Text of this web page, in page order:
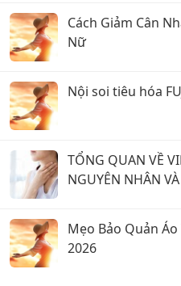
Cách Giảm Cân
Nữ
Nội soi tiêu hóa
TỔNG QUAN VỀ
NGUYÊN NHÂN
Mẹo Bảo Quản
2026